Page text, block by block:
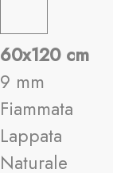
60x120 cm
9 mm
Fiammata
Lappata
Naturale